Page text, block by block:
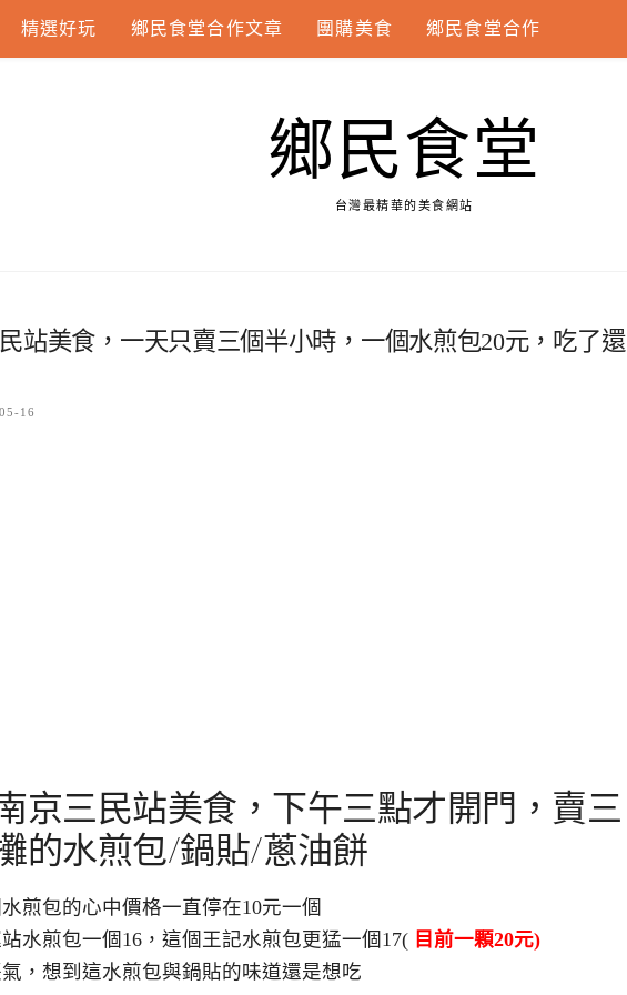
精選好玩 鄉民食堂合作文章 團購美食 鄉民食堂合作
鄉民食堂
台灣最精華的美食網站
站美食，一天只賣三個半小時，一個水煎包20元，吃了還
16
京三民站美食，下午三點才開門，賣三
的水煎包/鍋貼/蔥油餅
煎包的心中價格一直停在10元一個
水煎包一個16，這個王記水煎包更猛一個17( 目前一顆20元)
，想到這水煎包與鍋貼的味道還是想吃